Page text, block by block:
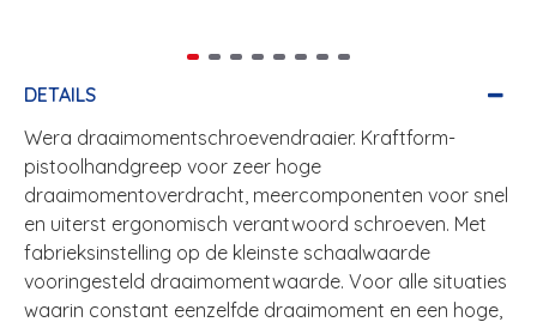
DETAILS
Wera draaimomentschroevendraaier. Kraftform-
pistoolhandgreep voor zeer hoge
draaimomentoverdracht, meercomponenten voor snel
en uiterst ergonomisch verantwoord schroeven. Met
fabrieksinstelling op de kleinste schaalwaarde
vooringesteld draaimomentwaarde. Voor alle situaties
waarin constant eenzelfde draaimoment en een hoge,